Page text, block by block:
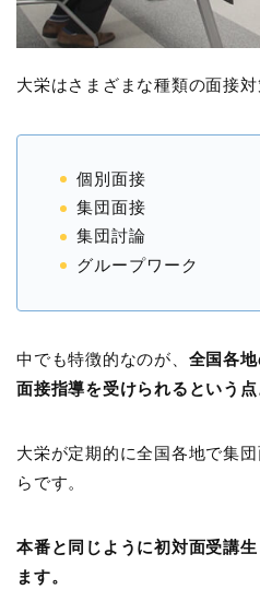
大栄はさまざまな種類の面接対
個別面接
集団面接
集団討論
グループワーク
中でも特徴的なのが、 全国各
面接指導を受けられるという点
大栄が定期的に全国各地で集
らです。
本番と同じように初対面受講
ます。